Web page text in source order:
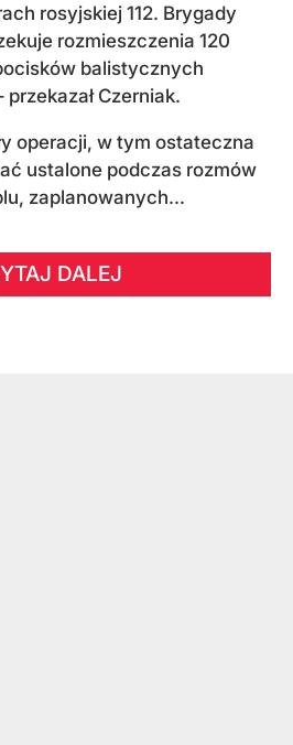
rosyjskiej 112. Brygady
rozmieszczenia 120
balistycznych
Czerniak.
operacji, w tym ostateczna
ustalone podczas rozmów
zaplanowanych...
DALEJ